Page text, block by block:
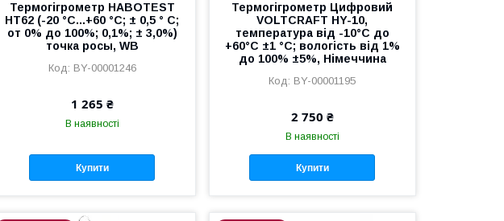
Термогігрометр HABOTEST
HT62 (-20 °C...+60 °C; ± 0,5 ° C;
от 0% до 100%; 0,1%; ± 3,0%)
точка росы, WB
BY-00001246
1 265 ₴
В наявності
Купити
Термогігрометр Цифровий
VOLTCRAFT HY-10,
температура від -10°C до
+60°C ±1 °C; вологість від 1%
до 100% ±5%, Німеччина
BY-00001195
2 750 ₴
В наявності
Купити